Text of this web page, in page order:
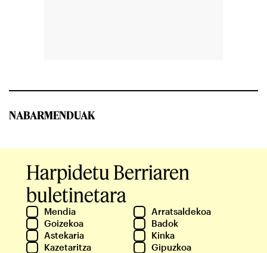
NABARMENDUAK
Harpidetu Berriaren
buletinetara
Mendia
Arratsaldekoa
Goizekoa
Badok
Astekaria
Kinka
Kazetaritza
Gipuzkoa